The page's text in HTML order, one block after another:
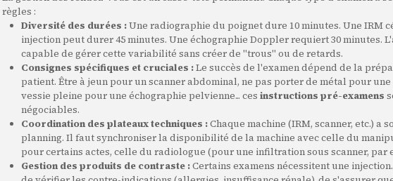
règles :
Diversité des durées :Une radiographie du poignet dure 10 minutes. Une IRM
injection peut durer 45 minutes. Une échographie Doppler requiert 30 minutes.
capable de gérer cette variabilité sans créer de "trous" ou de retards.
Consignes spécifiques et cruciales :Le succès de l'examen dépend de la
patient. Être à jeun pour un scanner abdominal, ne pas porter de métal pour
vessie pleine pour une échographie pelvienne... ces instructions pré-examens
négociables.
Coordination des plateaux techniques :Chaque machine (IRM, scanner, etc.) a
planning. Il faut synchroniser la disponibilité de la machine avec celle du
pour certains actes, celle du radiologue (pour une infiltration sous scanner, par
Gestion des produits de contraste :Certains examens nécessitent une